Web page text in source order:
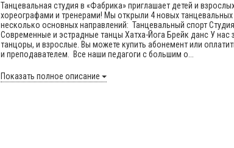
Танцевальная студия в «Фабрика» приглашает детей и
хореографами и тренерами! Мы открыли 4 новых
несколько основных направлений: Танцевальный спорт
Современные и эстрадные танцы Хатха-Йога Брейк данс У
танцоры, и взрослые. Вы можете купить абонемент или
и преподавателем. Все наши педагоги с большим о...
Показать полное описание